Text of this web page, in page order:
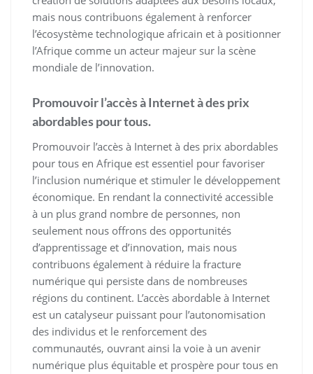
mais nous contribuons également à renforcer
l’écosystème technologique africain et à positionner
l’Afrique comme un acteur majeur sur la scène
mondiale de l’innovation.
Promouvoir l’accès à Internet à des prix
abordables pour tous.
Promouvoir l’accès à Internet à des prix abordables
pour tous en Afrique est essentiel pour favoriser
l’inclusion numérique et stimuler le développement
économique. En rendant la connectivité accessible
à un plus grand nombre de personnes, non
seulement nous offrons des opportunités
d’apprentissage et d’innovation, mais nous
contribuons également à réduire la fracture
numérique qui persiste dans de nombreuses
régions du continent. L’accès abordable à Internet
est un catalyseur puissant pour l’autonomisation
des individus et le renforcement des
communautés, ouvrant ainsi la voie à un avenir
numérique plus équitable et prospère pour tous en